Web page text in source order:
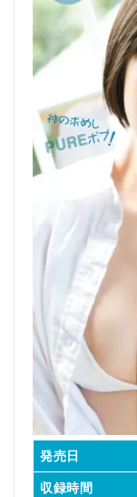
発売日
収録時間